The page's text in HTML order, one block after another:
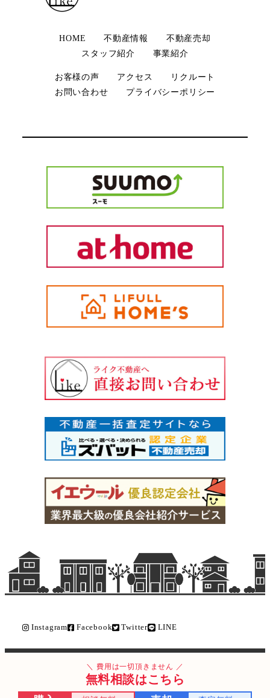
HOME 不動産情報
不動産売却
スタッフ紹介
事業紹介
お客様の声 アクセス
リクルート
お問い合わせ
プライバシーポリシー
Instagram Facebook Twitter LINE
Copyright © ライク不動産販売 All Rights Reserved.
費用は一切頂きません
無料相談はこちら